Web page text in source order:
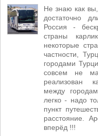
Не знаю как
достаточно
Россия -
страны
некоторые
частности,
городами
совсем не
реализован
между
легко - надо
пункт
расстояние.
вперёд !!!